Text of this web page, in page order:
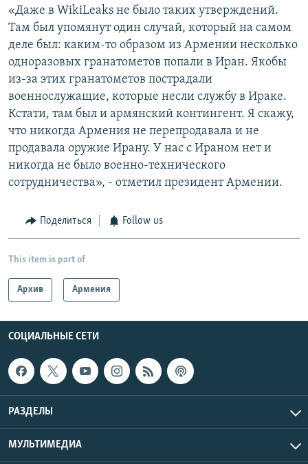
«Даже в WikiLeaks не было таких утверждений.
Там был упомянут один случай, который на самом
деле был: каким-то образом из Армении несколько
одноразовых гранатометов попали в Иран. Якобы
из-за этих гранатометов пострадали
военнослужащие, которые несли службу в Ираке.
Кстати, там был и армянский контингент. Я скажу,
что никогда Армения не перепродавала и не
продавала оружие Ирану. У нас с Ираном нет и
никогда не было военно-технического
сотрудничества», - отметил президент Армении.
Поделиться Follow us
This item is part of
Архив Армения
СОЦИАЛЬНЫЕ СЕТИ
РАЗДЕЛЫ
МУЛЬТИМЕДИА